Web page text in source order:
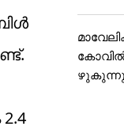
ഴുകുന്നു